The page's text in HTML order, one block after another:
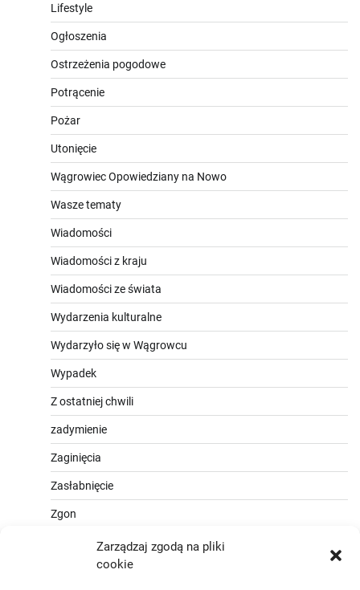
Zarządzaj zgodą na pliki
cookie
Lifestyle
Ogłoszenia
Ostrzeżenia pogodowe
Potrącenie
Pożar
Utonięcie
Wągrowiec Opowiedziany na Nowo
Wasze tematy
Wiadomości
Wiadomości z kraju
Wiadomości ze świata
Wydarzenia kulturalne
Wydarzyło się w Wągrowcu
Wypadek
Z ostatniej chwili
zadymienie
Zaginięcia
Zasłabnięcie
Zgon